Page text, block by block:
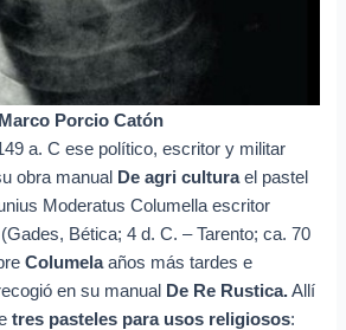
Marco Porcio Catón
a. C ese político, escritor y militar
obra manual De agri culturael pastel
Moderatus Columella escritor
Bética; 4 d. C. – Tarento; ca. 70
Columelaaños más tardes e
en su manual De Re Rustica.Allí
tres pasteles para usos religiosos: